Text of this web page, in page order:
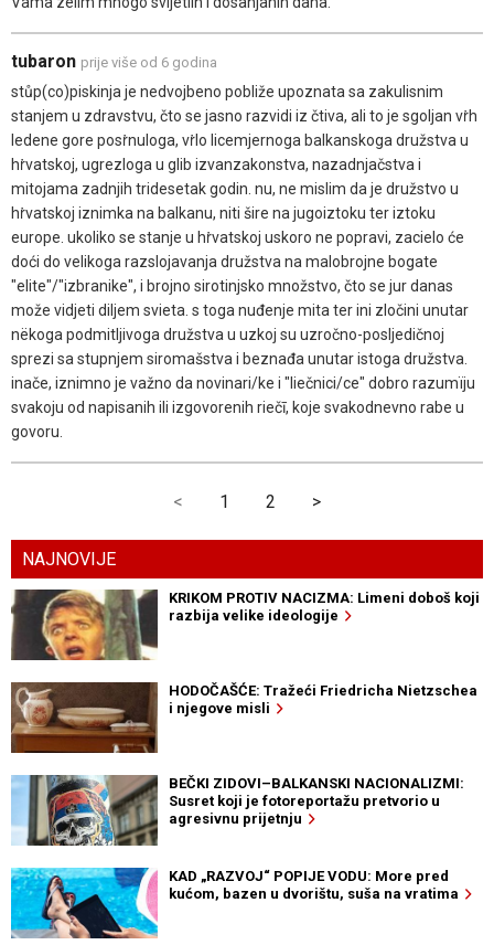
tubaron prije više od 6 godina
stůp(co)piskinja je nedvojbeno pobliže upoznata sa zakulisnim
stanjem u zdravstvu, čto se jasno razvidi iz čtiva, ali to je sgoljan vṙh
ledene gore posṙnuloga, vṙlo licemjernoga balkanskoga družstva u
hṙvatskoj, ugrezloga u glib izvanzakonstva, nazadnjačstva i
mitojama zadnjih tridesetak godin. nu, ne mislim da je družstvo u
hṙvatskoj iznimka na balkanu, niti šire na jugoiztoku ter iztoku
europe. ukoliko se stanje u hṙvatskoj uskoro ne popravi, zacielo će
doći do velikoga razslojavanja družstva na malobrojne bogate
"elite"/"izbranike", i brojno sirotinjsko množstvo, čto se jur danas
može vidjeti diljem svieta. s toga nuđenje mita ter ini zločini unutar
nëkoga podmitljivoga družstva u uzkoj su uzročno-posljedičnoj
sprezi sa stupnjem siromašstva i beznađa unutar istoga družstva.
inače, iznimno je važno da novinari/ke i "liečnici/ce" dobro razumïju
svakoju od napisanih ili izgovorenih riečī, koje svakodnevno rabe u
govoru.
< 1 2 >
NAJNOVIJE
KRIKOM PROTIV NACIZMA: Limeni doboš koji
razbija velike ideologije
HODOČAŠĆE: Tražeći Friedricha Nietzschea
i njegove misli
BEČKI ZIDOVI–BALKANSKI NACIONALIZMI:
Susret koji je fotoreportažu pretvorio u
agresivnu prijetnju
KAD „RAZVOJ“ POPIJE VODU: More pred
kućom, bazen u dvorištu, suša na vratima